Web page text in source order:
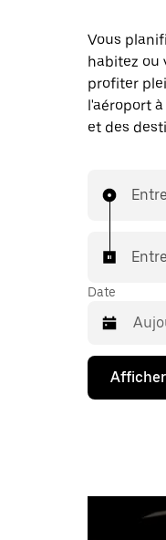
Vous
habitez ou
profiter
l'aéroport
et des
Date
Appuyez
la
interagir